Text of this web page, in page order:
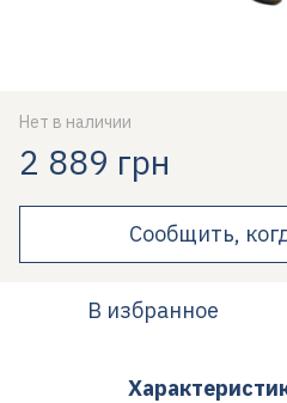
Нет в наличии
2 889 грн
Сообщить,
В избранное